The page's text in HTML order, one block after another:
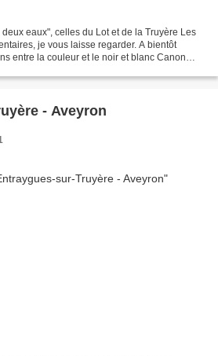
eaux", celles du Lot et de la Truyère Les
je vous laisse regarder. A bientôt
entre la couleur et le noir et blanc Canon
Entraygues-sur-Truyère - Aveyron